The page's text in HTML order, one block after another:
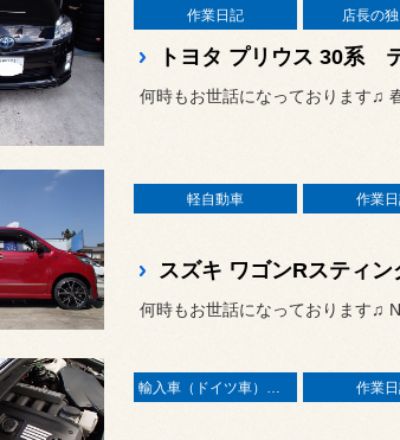
作業日記 店長の
何時もお世話になっております♫
軽自動車 作業
何時もお世話になっております♫
輸入車（ドイツ車）の作業 作業